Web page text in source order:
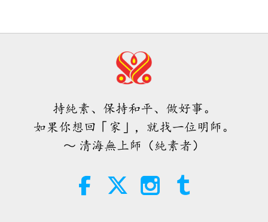
力。歌曲、詩詞，任何只要是音樂、旋律，都會讓頭
腦平靜下來，讓人好像入睡了一樣，然後師父才能進
來，給你很多加持，聽懂嗎？（懂。）所以，哪首歌
都沒關係，即使是悲傷、快樂的歌，什麼都好。
但你若聽外面悲傷的歌，會有壞影響。有時沒有任何
點數。外面的音樂，若是好音樂，也有點數。有時五
十點，有時一百點。要看是什麼歌，哪位音樂家，是
若能讓你頭腦休息一下，你就有點數。不
是因為音樂，而是因你的頭腦休息了，所以師父力量
33:24
2026-06-25
希瓦神112種專注之法四（六集之
一） 1995.12.29
25:38
3:46
「快速充電」是一種美妙的方法，能
時，重新與內在上帝連結
焦點新聞 2026-08-05 1410
38:07
持純素、保持和平、做好事。
如果你想回「家」，就找一位明師。
～ 清海無上師（純素者）